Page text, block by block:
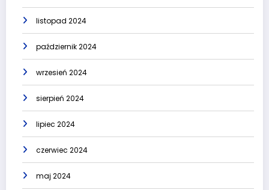
listopad 2024
październik 2024
wrzesień 2024
sierpień 2024
lipiec 2024
czerwiec 2024
maj 2024